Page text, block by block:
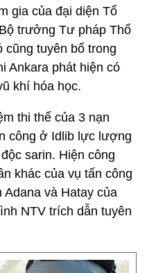
gia của đại diện Tổ
trưởng Tư pháp Thổ
cũng tuyên bố trong
Ankara phát hiện có
khí hóa học.
thi thể của 3 nạn
công ở Idlib lực lượng
sarin. Hiện công
khác của vụ tấn công
và Hatay của
NTV trích dẫn tuyên